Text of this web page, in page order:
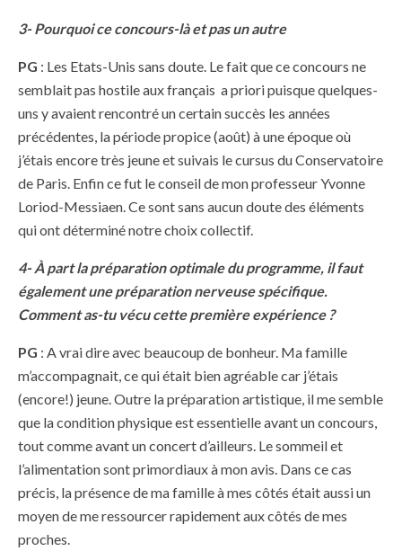
3- Pourquoi ce concours-là et pas un autre
PG : Les Etats-Unis sans doute. Le fait que ce concours ne
semblait pas hostile aux français a priori puisque quelques-
uns y avaient rencontré un certain succès les années
précédentes, la période propice (août) à une époque où
j’étais encore très jeune et suivais le cursus du Conservatoire
de Paris. Enfin ce fut le conseil de mon professeur Yvonne
Loriod-Messiaen. Ce sont sans aucun doute des éléments
qui ont déterminé notre choix collectif.
4- À part la préparation optimale du programme, il faut
également une préparation nerveuse spécifique.
Comment as-tu vécu cette première expérience ?
PG : A vrai dire avec beaucoup de bonheur. Ma famille
m’accompagnait, ce qui était bien agréable car j’étais
(encore!) jeune. Outre la préparation artistique, il me semble
que la condition physique est essentielle avant un concours,
tout comme avant un concert d’ailleurs. Le sommeil et
l’alimentation sont primordiaux à mon avis. Dans ce cas
précis, la présence de ma famille à mes côtés était aussi un
moyen de me ressourcer rapidement aux côtés de mes
proches.